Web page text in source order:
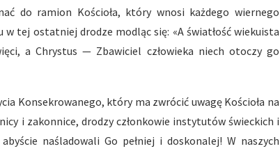
do ramion Kościoła, który wnosi każdego wiernego
tej ostatniej drodze modląc się: «A światłość wiekuista
a Chrystus — Zbawiciel człowieka niech otoczy go
Konsekrowanego, który ma zwrócić uwagę Kościoła na
i zakonnice, drodzy członkowie instytutów świeckich i
naśladowali Go pełniej i doskonalej! W naszych